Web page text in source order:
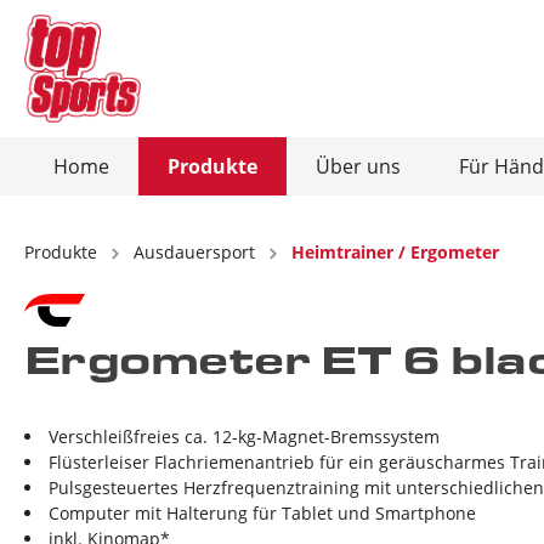
Home Produkte Über uns Für
Zur Kategorie Produkte
Ausdauersport
Heimtrainer / Ergometer
Laufbänder
Rudergeräte
Vibrationsplatten
Kraft
Zur Kategorie Über uns
Christopeit-Connect-App
Produkte Ausdauersport Heimtrainer / Ergometer
Ergometer ET 6
Verschleißfreies ca. 12-kg-Magnet-Bremssystem
Flüsterleiser Flachriemenantrieb für ein geräuscharmes
Pulsgesteuertes Herzfrequenztraining mit
Computer mit Halterung für Tablet und Smartphone
inkl. Kinomap*